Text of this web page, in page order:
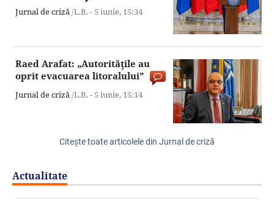
Jurnal de criză/L.B. - 5 iunie, 15:34
Raed Arafat: „Autorităţile au
oprit evacuarea litoralului”
Jurnal de criză/L.B. - 5 iunie, 15:14
Citeşte toate articolele din Jurnal de criză
Actualitate